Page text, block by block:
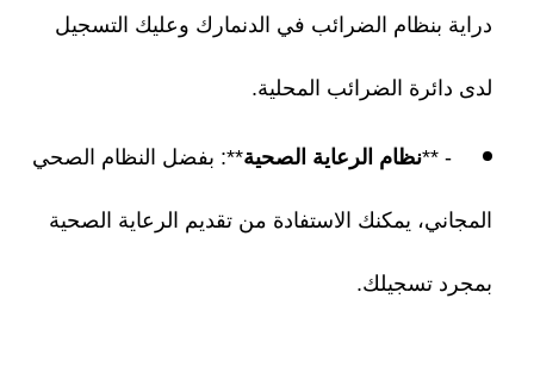
دراية بنظام الضرائب في الدنمارك وعليك التسجيل
لدى دائرة الضرائب المحلية.
- **نظام الرعاية الصحية**: بفضل النظام الصحي
المجاني، يمكنك الاستفادة من تقديم الرعاية الصحية
بمجرد تسجيلك.